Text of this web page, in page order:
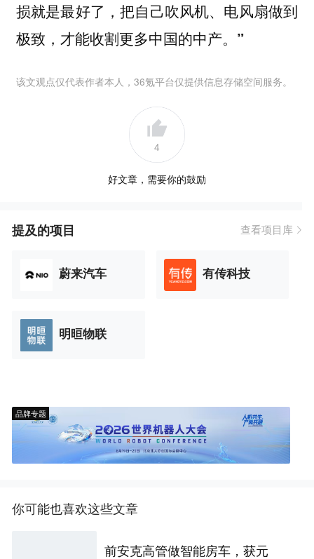
损就是最好了，把自己吹风机、电风扇做到
极致，才能收割更多中国的中产。 ”
该文观点仅代表作者本人，36氪平台仅提供信息存储空间服务。
4
好文章，需要你的鼓励
提及的项目 查看项目库
蔚来汽车 有传科技
明晅物联
品牌专题
你可能也喜欢这些文章
前安克高管做智能房车，获元